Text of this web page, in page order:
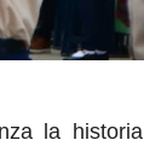
la historia